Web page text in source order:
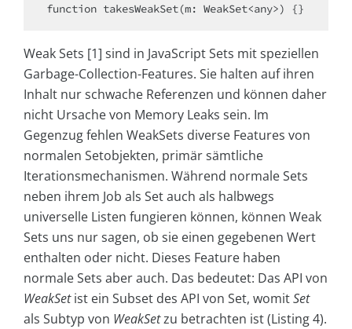
Weak Sets [1] sind in JavaScript Sets mit speziellen
Garbage-Collection-Features. Sie halten auf ihren
Inhalt nur schwache Referenzen und können daher
nicht Ursache von Memory Leaks sein. Im
Gegenzug fehlen WeakSets diverse Features von
normalen Setobjekten, primär sämtliche
Iterationsmechanismen. Während normale Sets
neben ihrem Job als Set auch als halbwegs
universelle Listen fungieren können, können Weak
Sets uns nur sagen, ob sie einen gegebenen Wert
enthalten oder nicht. Dieses Feature haben
normale Sets aber auch. Das bedeutet: Das API von
WeakSetist ein Subset des API von Set, womitSet
als Subtyp von WeakSetzu betrachten ist (Listing 4).